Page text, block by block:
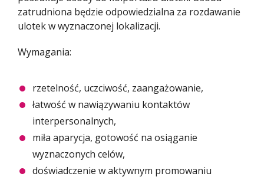
zatrudniona będzie odpowiedzialna za rozdawanie
ulotek w wyznaczonej lokalizacji.
Wymagania:
rzetelność, uczciwość, zaangażowanie,
łatwość w nawiązywaniu kontaktów
interpersonalnych,
miła aparycja, gotowość na osiąganie
wyznaczonych celów,
doświadczenie w aktywnym promowaniu